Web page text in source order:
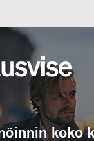
koko